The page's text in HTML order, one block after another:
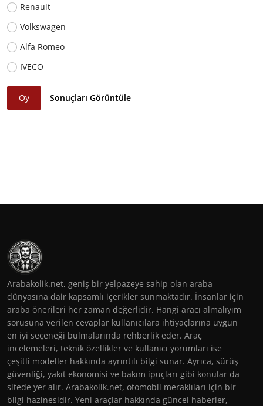
Renault
Volkswagen
Alfa Romeo
IVECO
Oy Sonuçları Görüntüle
Arabakolik.net, geniş bir yelpazeye sahip olan araba
dünyasına dair kapsamlı içerikler sunmaktadır. İnsanlar için
araba önerileri her zaman değerlidir. Hangi aracı almalıyım
sorusuna verilen cevaplar kullanıcılara ihtiyaçlarına uygun
en iyi seçeneği bulmalarında rehberlik eder. Araç
incelemeleri, teknik özellikler ve kullanıcı yorumları ise
çeşitli modeller hakkında ayrıntılı bilgi sunar. Ayrıca, sürüş
güvenliği, yakıt ekonomisi ve bakım ipuçları gibi konular da
sitede yer alır. Arabakolik.net, otomobil meraklıları için bir
bilgi hazinesidir. Yeni araçlar hakkında güncel haberler,